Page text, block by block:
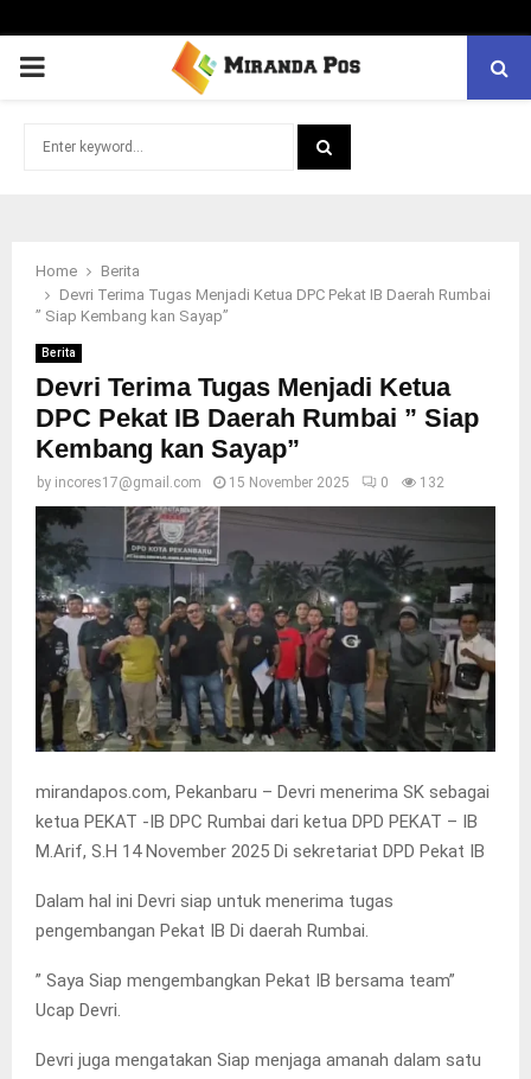
PRIMARY
Home
Berita
Devri Terima Tugas Menjadi Ketua DPC Pekat IB Daerah Rumbai
” Siap Kembang kan Sayap”
Berita
Devri Terima Tugas Menjadi Ketua
DPC Pekat IB Daerah Rumbai ” Siap
Kembang kan Sayap”
by incores17@gmail.com 15 November 2025 0 132
mirandapos.com, Pekanbaru – Devri menerima SK sebagai
ketua PEKAT -IB DPC Rumbai dari ketua DPD PEKAT – IB
M.Arif, S.H 14 November 2025 Di sekretariat DPD Pekat IB
Dalam hal ini Devri siap untuk menerima tugas
pengembangan Pekat IB Di daerah Rumbai.
” Saya Siap mengembangkan Pekat IB bersama team”
Ucap Devri.
Devri juga mengatakan Siap menjaga amanah dalam satu